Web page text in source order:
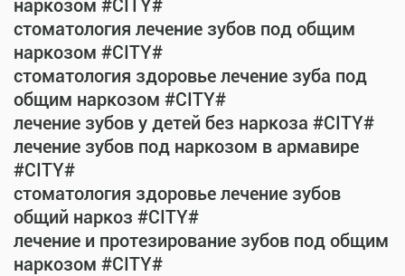
наркозом #CITY#
стоматология лечение зубов под общим
наркозом #CITY#
стоматология здоровье лечение зуба под
общим наркозом #CITY#
лечение зубов у детей без наркоза #CITY#
лечение зубов под наркозом в армавире
#CITY#
стоматология здоровье лечение зубов
общий наркоз #CITY#
лечение и протезирование зубов под общим
наркозом #CITY#